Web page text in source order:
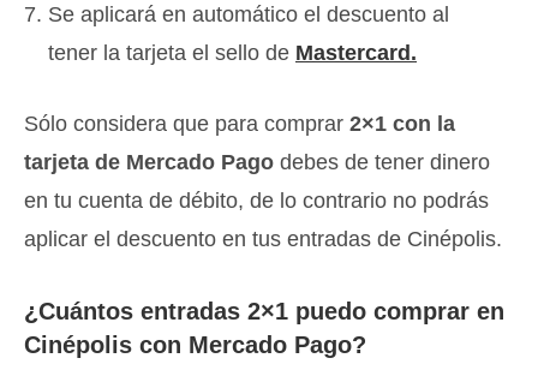
Se aplicará en automático el descuento al
tener la tarjeta el sello de Mastercard.
Sólo considera que para comprar 2×1 con la
tarjeta de Mercado Pago debes de tener dinero
en tu cuenta de débito, de lo contrario no podrás
aplicar el descuento en tus entradas de Cinépolis.
¿Cuántos entradas 2×1 puedo comprar en
Cinépolis con Mercado Pago?